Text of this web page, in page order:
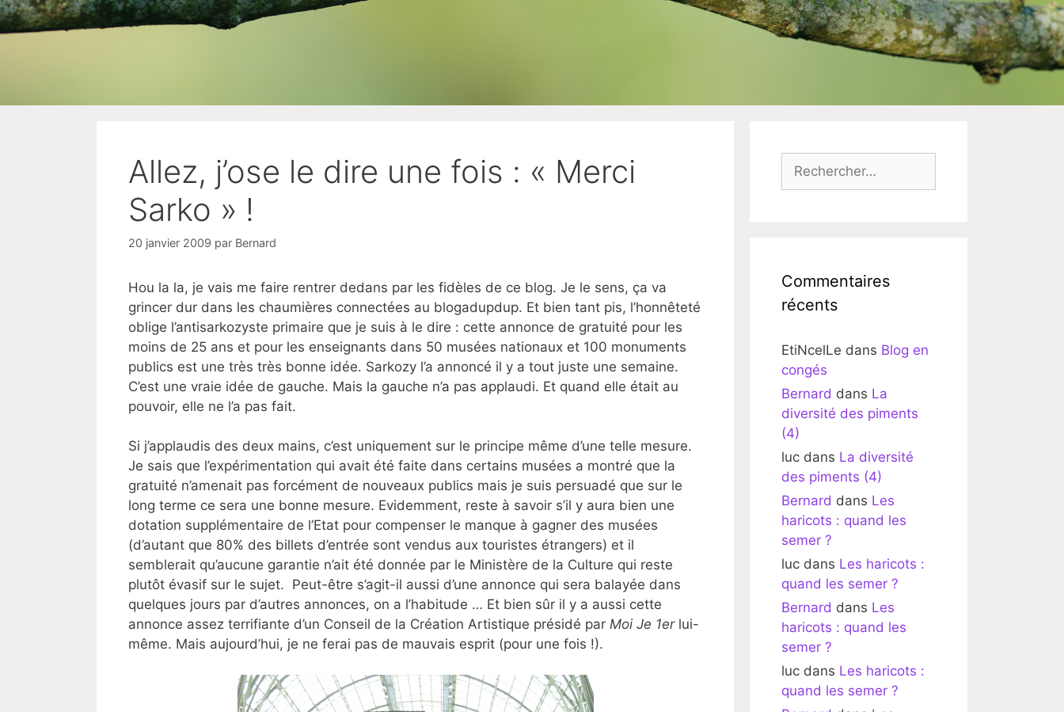
Allez, j’ose le dire une fois : « Merci
Sarko » !
20 janvier 2009 par Bernard
Hou la la, je vais me faire rentrer dedans par les fidèles de ce blog. Je le sens, ça va
grincer dur dans les chaumières connectées au blogadupdup. Et bien tant pis, l’honnêteté
oblige l’antisarkozyste primaire que je suis à le dire : cette annonce de gratuité pour les
moins de 25 ans et pour les enseignants dans 50 musées nationaux et 100 monuments
publics est une très très bonne idée. Sarkozy l’a annoncé il y a tout juste une semaine.
C’est une vraie idée de gauche. Mais la gauche n’a pas applaudi. Et quand elle était au
pouvoir, elle ne l’a pas fait.
Si j’applaudis des deux mains, c’est uniquement sur le principe même d’une telle mesure.
Je sais que l’expérimentation qui avait été faite dans certains musées a montré que la
gratuité n’amenait pas forcément de nouveaux publics mais je suis persuadé que sur le
long terme ce sera une bonne mesure. Evidemment, reste à savoir s’il y aura bien une
dotation supplémentaire de l’Etat pour compenser le manque à gagner des musées
(d’autant que 80% des billets d’entrée sont vendus aux touristes étrangers) et il
semblerait qu’aucune garantie n’ait été donnée par le Ministère de la Culture qui reste
plutôt évasif sur le sujet. Peut-être s’agit-il aussi d’une annonce qui sera balayée dans
quelques jours par d’autres annonces, on a l’habitude … Et bien sûr il y a aussi cette
annonce assez terrifiante d’un Conseil de la Création Artistique présidé par Moi Je 1erlui-
même. Mais aujourd’hui, je ne ferai pas de mauvais esprit (pour une fois !).
Commentaires
récents
EtiNcelLe dans Blog en
congés
Bernard dans La
diversité des piments
(4)
luc dans La diversité
des piments (4)
Bernard dans Les
haricots : quand les
semer ?
luc dans Les haricots :
quand les semer ?
Bernard dans Les
haricots : quand les
semer ?
luc dans Les haricots :
quand les semer ?